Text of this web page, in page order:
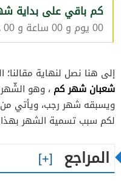
كم باقي على بداية شهر
00 يوم و 00 ساعة و 00 دقيقة و 00 ثانية
إلى هنا نصل لنهاية
شعبان شهر كم ، وهو الشّهر
ويسبقه شهر رجب، ويأتي من
لكم سبب تسمية الشهر بهذا
المراجع